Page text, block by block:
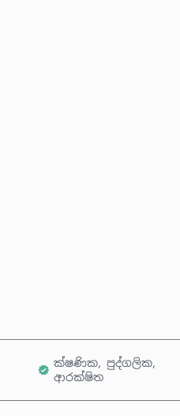
ක්ෂණික, පුද්ගලික,
ආරක්ෂිත